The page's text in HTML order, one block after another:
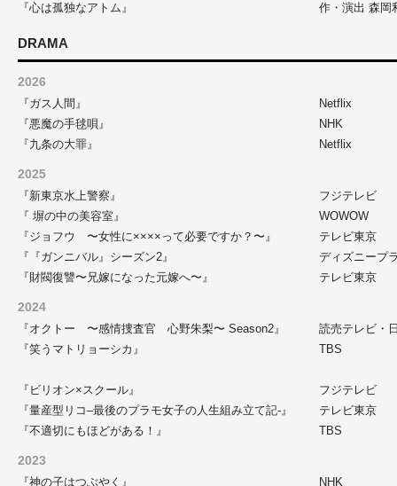
『心は孤独なアトム』 作・演出 森岡
DRAMA
2026
『ガス人間』
Netflix
『悪魔の手毬唄』
NHK
『九条の大罪』
Netflix
2025
『新東京水上警察』
フジテレビ
『 塀の中の美容室』
WOWOW
『ジョフウ 〜女性に××××って必要ですか？〜』
テレビ東京
『『ガンニバル』シーズン2』
ディズニープ
『財閥復讐〜兄嫁になった元嫁へ〜』
テレビ東京
2024
『オクトー 〜感情捜査官 心野朱梨〜 Season2』
読売テレビ・
『笑うマトリョーシカ』
TBS
『ビリオン×スクール』
フジテレビ
『量産型リコ–最後のプラモ女子の人生組み立て記-』
テレビ東京
『不適切にもほどがある！』
TBS
2023
『神の子はつぶやく』 NHK